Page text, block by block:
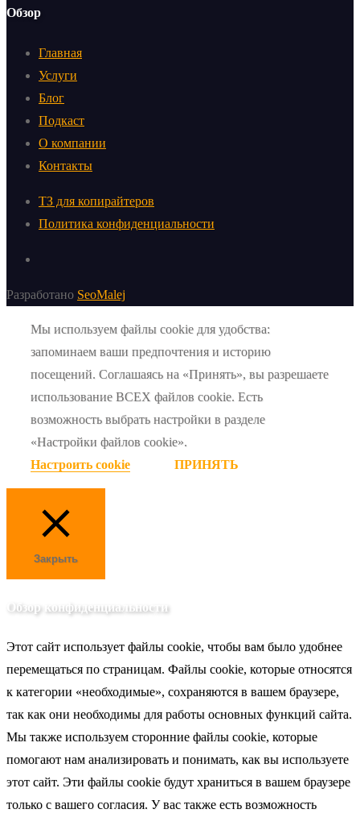
Обзор
Главная
Услуги
Блог
Подкаст
О компании
Контакты
ТЗ для копирайтеров
Политика конфиденциальности
Разработано SeoMalej
Мы используем файлы cookie для удобства:
запоминаем ваши предпочтения и историю
посещений. Соглашаясь на «Принять», вы разрешаете
использование ВСЕХ файлов cookie. Есть
возможность выбрать настройки в разделе
«Настройки файлов cookie».
Настроить cookie
ПРИНЯТЬ
Закрыть
Обзор конфиденциальности
Этот сайт использует файлы cookie, чтобы вам было удобнее
перемещаться по страницам. Файлы cookie, которые относятся
к категории «необходимые», сохраняются в вашем браузере,
так как они необходимы для работы основных функций сайта.
Мы также используем сторонние файлы cookie, которые
помогают нам анализировать и понимать, как вы используете
этот сайт. Эти файлы cookie будут храниться в вашем браузере
только с вашего согласия. У вас также есть возможность